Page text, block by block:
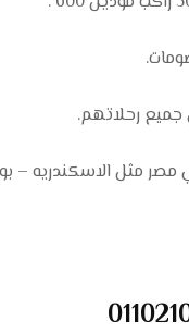
جميع رحلاتهم.
في مصر مثل